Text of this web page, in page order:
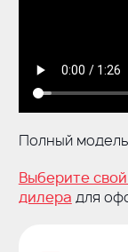
Полный
Выберите
дилера для